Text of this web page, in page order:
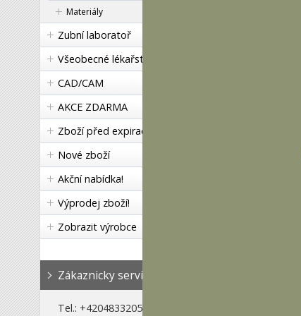
Materiály
Zubní laboratoř
Všeobecné lékařství
CAD/CAM
AKCE ZDARMA
Zboží před expirací
Nové zboží
Akční nabídka!
Výprodej zboží!
Zobrazit výrobce
Zákaznicky servis
Tel.: +420483320517